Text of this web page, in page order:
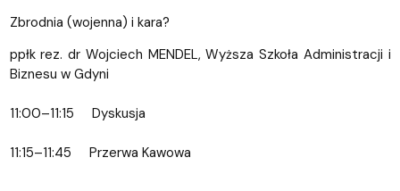
Zbrodnia (wojenna) i kara?
ppłk rez. dr Wojciech MENDEL, Wyższa Szkoła Administracji i
Biznesu w Gdyni
11:00–11:15 Dyskusja
11:15–11:45 Przerwa Kawowa